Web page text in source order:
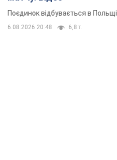
Поєдинок відбувається в Польщі
6.08.2026 20:48 6,8 т.